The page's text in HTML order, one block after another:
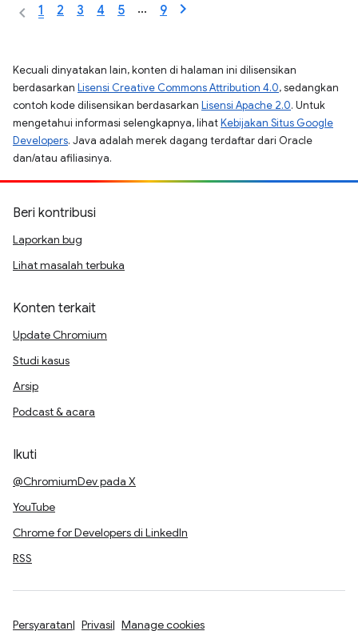
1 2 3 4 5 … 9
Kecuali dinyatakan lain, konten di halaman ini dilisensikan
berdasarkan Lisensi Creative Commons Attribution 4.0, sedangkan
contoh kode dilisensikan berdasarkan Lisensi Apache 2.0. Untuk
mengetahui informasi selengkapnya, lihatKebijakan Situs Google
Developers. Java adalah merek dagang terdaftar dari Oracle
dan/atau afiliasinya.
Beri kontribusi
Laporkan bug
Lihat masalah terbuka
Konten terkait
Update Chromium
Studi kasus
Arsip
Podcast & acara
Ikuti
@ChromiumDev pada X
YouTube
Chrome for Developers di LinkedIn
RSS
Persyaratan Privasi Manage cookies